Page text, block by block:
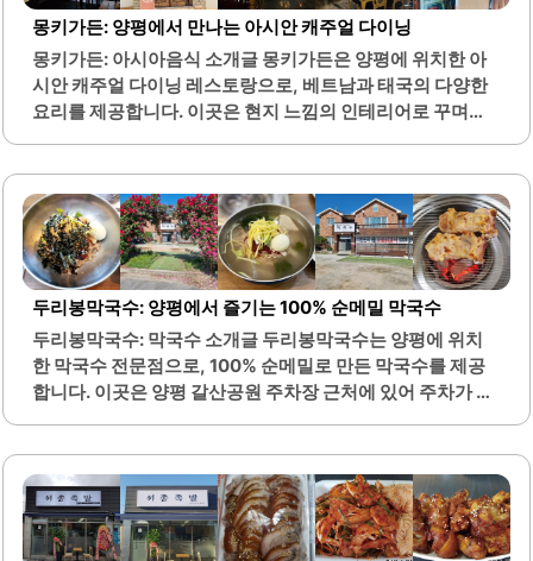
미식가들에게도 만족을 줄 수 있습니다.친절한 직원들의 서
비스는 방문객들에게 긍정적인 경험을 제공합니다. 이곳은
데이트 장소로도 적합하며, 아늑한 분위기 속에서 식사를 즐
길 수 있습니다. 또한, 다양한 음료 메뉴도 마련되어 있어 식
사와 함께 곁들이기 좋습니다.히베이라의 넓은 공간은..
몽키가든: 양평에서 만나는 아시안 캐주얼 다이닝
몽키가든: 아시아음식 소개글 몽키가든은 양평에 위치한 아
시안 캐주얼 다이닝 레스토랑으로, 베트남과 태국의 다양한
요리를 제공합니다. 이곳은 현지 느낌의 인테리어로 꾸며져
우가 많습니다.하지만 대기 시간 동안 주변의 아름다운 시골
풍경을 감상할 수 있어 기다림이 지루하지 않습니다. 메뉴는
푸팟퐁 커리, 쌀국수, 쫀득한 찰밥 등 다양한 선택지를 제공
하며, 각 요리는 신선한 재료로 정성스럽게 조리됩니다. 특
히, 푸팟퐁 커리는 고소한 맛과 함께 소프트크랩 튀김이 올라
가 있어 식감이 뛰어납니다.또한, 쌀국수는 기름지지 않은 깔
끔한 육수로 담백한 맛을 자랑합니다. 몽키가든은 친절한 서
비스와 함께 탁월한 음악 선곡으로 손님들에게 편안한 식사
경험을 제공합니다. 이곳은 가족, 친구,..
두리봉막국수: 양평에서 즐기는 100% 순메밀 막국수
두리봉막국수: 막국수 소개글 두리봉막국수는 양평에 위치
한 막국수 전문점으로, 100% 순메밀로 만든 막국수를 제공
합니다. 이곳은 양평 갈산공원 주차장 근처에 있어 주차가 용
이지 않은 맛과 감칠맛이 조화를 이루며, 물막국수는 시원한
동치미 육수와 담백한 메밀면이 잘 어우러져 있습니다.이곳
은 조미료를 사용하지 않아 건강을 고려한 메뉴를 제공합니
다. 메밀 100%로 만들어진 막국수는 특별한 맛을 자랑하며,